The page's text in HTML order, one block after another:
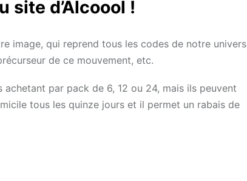
site d’Alcoool !
image, qui reprend tous les codes de notre univers
de ce mouvement, etc.
par pack de 6, 12 ou 24, mais ils peuvent
tous les quinze jours et il permet un rabais de